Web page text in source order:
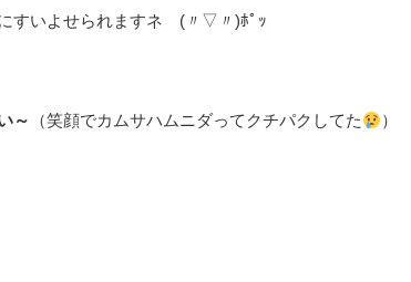
すいよせられますネ (〃▽〃)ﾎﾟｯ
～ （笑顔でカムサハムニダってクチパクしてた ）